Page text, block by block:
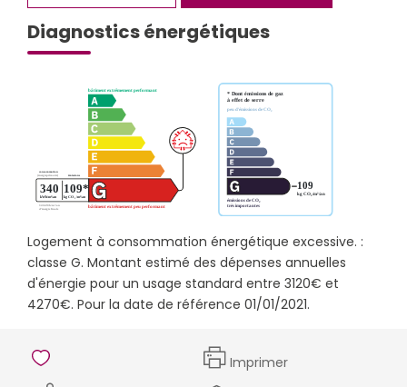
Diagnostics énergétiques
Logement à consommation énergétique excessive. :
classe G. Montant estimé des dépenses annuelles
d'énergie pour un usage standard entre 3120€ et
4270€. Pour la date de référence 01/01/2021.
Imprimer